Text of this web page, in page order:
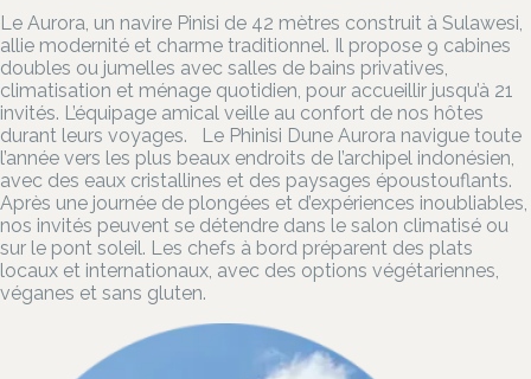
Le Aurora, un navire Pinisi de 42 mètres construit à Sulawesi,
allie modernité et charme traditionnel. Il propose 9 cabines
doubles ou jumelles avec salles de bains privatives,
climatisation et ménage quotidien, pour accueillir jusqu’à 21
invités. L’équipage amical veille au confort de nos hôtes
durant leurs voyages. Le Phinisi Dune Aurora navigue toute
l’année vers les plus beaux endroits de l’archipel indonésien,
avec des eaux cristallines et des paysages époustouflants.
Après une journée de plongées et d’expériences inoubliables,
nos invités peuvent se détendre dans le salon climatisé ou
sur le pont soleil. Les chefs à bord préparent des plats
locaux et internationaux, avec des options végétariennes,
véganes et sans gluten.